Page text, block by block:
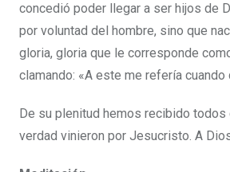
concedió poder llegar a ser hijos de
por voluntad del hombre, sino que
gloria, gloria que le corresponde
clamando: «A este me refería
De su plenitud hemos recibido
verdad vinieron por Jesucristo. A